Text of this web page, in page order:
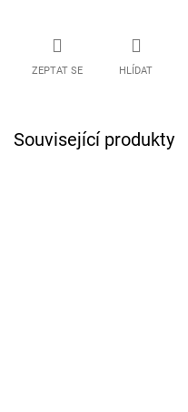
ZEPTAT SE HLÍDAT
Související produkty